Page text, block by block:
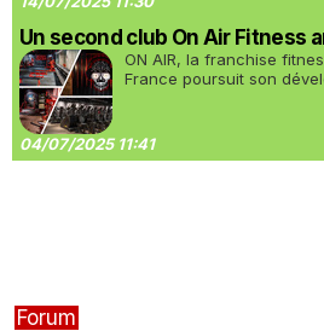
Un second club On Air Fitness
ON AIR, la franchise
France poursuit son
04/07/2025 11:41
Forum